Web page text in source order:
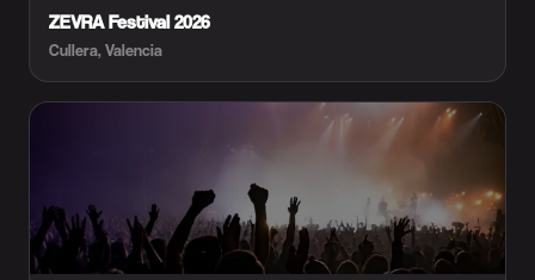
ZEVRA Festival 2026
Cullera, Valencia